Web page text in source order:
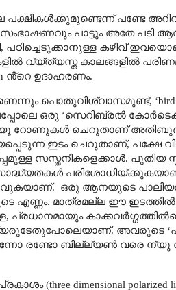
പണ്ടേ
സംഭാഷണവും പാട്ടും അതേ പടി
, പഠിച്ചെടുക്കാനുള്ള കഴിവ്
വ്യ്ത്യസ്ത കാലങ്ങളിൽ
ൻ്റെ ഉദാഹരണം.
പൊതുവിശ്വാസമുണ്ട്,
ഒരു ‘സെറിബ്രൽ
റോണുകൾ ചെറുതാണ്
ഇടം ചെറുതാണ്, പക്ഷേ
സസ്തനികളെക്കാൾ. പുതിയ
ഒരു ആനയുടെ
എണ്ണം. മാത്രമല്ല ഈ
, പ്രധാനമായും
അവരുടെ ‘
രണ്ടോ ബില്ല്യൺ വരെ ന്യൂ
(three dimensional polarized